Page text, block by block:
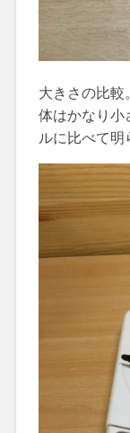
大きさの比較
体はかなり小
ルに比べて明